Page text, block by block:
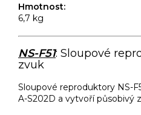
Hmotnost:
6,7 kg
NS-F51: Sloupové
zvuk
Sloupové reproduktory NS-
A-S202D a vytvoří působivý